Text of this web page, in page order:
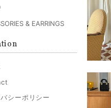
& EARRINGS
シーポリシー